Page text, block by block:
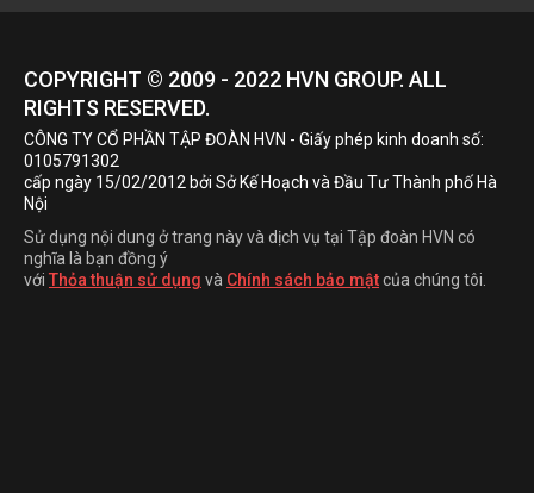
COPYRIGHT © 2009 - 2022 HVN GROUP. ALL
RIGHTS RESERVED.
CÔNG TY CỔ PHẦN TẬP ĐOÀN HVN - Giấy phép kinh doanh số:
0105791302
cấp ngày 15/02/2012 bởi Sở Kế Hoạch và Đầu Tư Thành phố Hà
Nội
Sử dụng nội dung ở trang này và dịch vụ tại Tập đoàn HVN có
nghĩa là bạn đồng ý
với Thỏa thuận sử dụng và Chính sách bảo mậtcủa chúng tôi.